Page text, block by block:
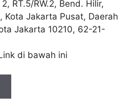
RT.5/RW.2, Bend. Hilir,
Kota Jakarta Pusat, Daerah
Jakarta 10210, 62-21-
di bawah ini